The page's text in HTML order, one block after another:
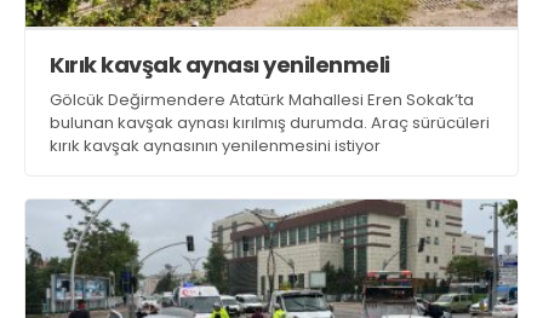
Kırık kavşak aynası yenilenmeli
Gölcük Değirmendere Atatürk Mahallesi Eren Sokak’ta
bulunan kavşak aynası kırılmış durumda. Araç sürücüleri
kırık kavşak aynasının yenilenmesini istiyor